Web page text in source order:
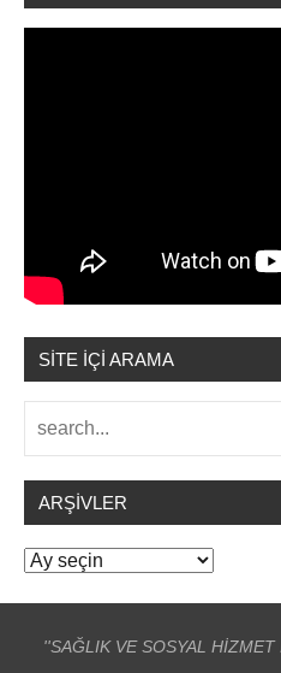
SİTE İÇİ ARAMA
ARŞIVLER
Arşivler
''SAĞLIK VE SOSYAL